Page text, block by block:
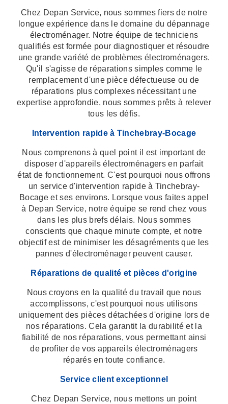
Chez Depan Service, nous sommes fiers de notre
longue expérience dans le domaine du dépannage
électroménager. Notre équipe de techniciens
qualifiés est formée pour diagnostiquer et résoudre
une grande variété de problèmes électroménagers.
Qu'il s'agisse de réparations simples comme le
remplacement d'une pièce défectueuse ou de
réparations plus complexes nécessitant une
expertise approfondie, nous sommes prêts à relever
tous les défis.
Intervention rapide à Tinchebray-Bocage
Nous comprenons à quel point il est important de
disposer d'appareils électroménagers en parfait
état de fonctionnement. C'est pourquoi nous offrons
un service d'intervention rapide à Tinchebray-
Bocage et ses environs. Lorsque vous faites appel
à Depan Service, notre équipe se rend chez vous
dans les plus brefs délais. Nous sommes
conscients que chaque minute compte, et notre
objectif est de minimiser les désagréments que les
pannes d'électroménager peuvent causer.
Réparations de qualité et pièces d'origine
Nous croyons en la qualité du travail que nous
accomplissons, c'est pourquoi nous utilisons
uniquement des pièces détachées d'origine lors de
nos réparations. Cela garantit la durabilité et la
fiabilité de nos réparations, vous permettant ainsi
de profiter de vos appareils électroménagers
réparés en toute confiance.
Service client exceptionnel
Chez Depan Service, nous mettons un point